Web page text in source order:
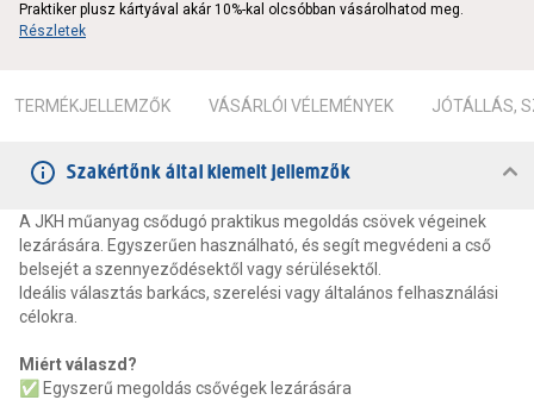
Praktiker plusz kártyával akár 10%-kal olcsóbban vásárolhatod meg.
Részletek
TERMÉKJELLEMZŐK VÁSÁRLÓI VÉLEMÉNYEK JÓTÁLLÁS,
Szakértőnk által kiemelt jellemzők
A JKH műanyag csődugó praktikus megoldás csövek végeinek
lezárására. Egyszerűen használható, és segít megvédeni a cső
belsejét a szennyeződésektől vagy sérülésektől.
Ideális választás barkács, szerelési vagy általános felhasználási
célokra.
Miért válaszd?
✅ Egyszerű megoldás csővégek lezárására